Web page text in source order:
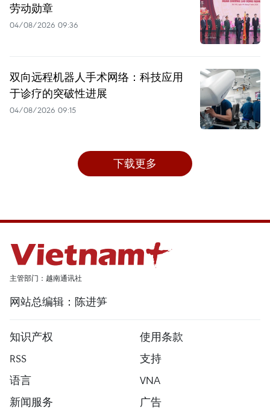
劳动勋章
04/08/2026 09:36
双向远程机器人手术网络：科技应用
于诊疗的突破性进展
04/08/2026 09:15
下载更多
主管部门：越南通讯社
网站总编辑：陈进笋
知识产权
使用条款
RSS
支持
语言
VNA
新闻服务
广告